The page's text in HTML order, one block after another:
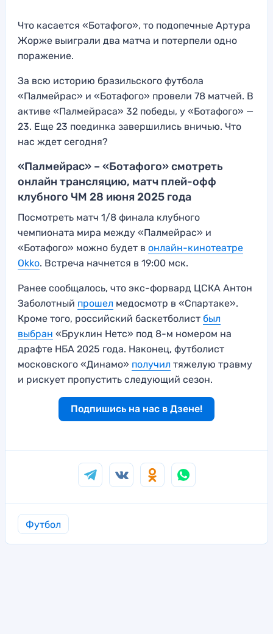
Что касается «Ботафого», то подопечные Артура
Жорже выиграли два матча и потерпели одно
поражение.
За всю историю бразильского футбола
«Палмейрас» и «Ботафого» провели 78 матчей. В
активе «Палмейраса» 32 победы, у «Ботафого» —
23. Еще 23 поединка завершились вничью. Что
нас ждет сегодня?
«Палмейрас» – «Ботафого» смотреть
онлайн трансляцию, матч плей-офф
клубного ЧМ 28 июня 2025 года
Посмотреть матч 1/8 финала клубного
чемпионата мира между «Палмейрас» и
«Ботафого» можно будет в онлайн-кинотеатре
Okko. Встреча начнется в 19:00 мск.
Ранее сообщалось, что экс-форвард ЦСКА Антон
Заболотный прошел медосмотр в «Спартаке».
Кроме того, российский баскетболист был
выбран «Бруклин Нетс» под 8-м номером на
драфте НБА 2025 года. Наконец, футболист
московского «Динамо» получил тяжелую травму
и рискует пропустить следующий сезон.
Подпишись на нас в Дзене!
Футбол